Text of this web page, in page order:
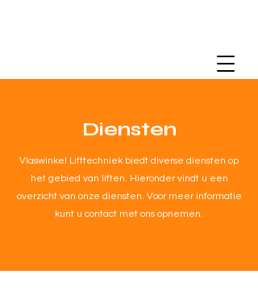
Vlaswinkel Lifttechniek biedt diverse diensten op
het gebied van liften. Hieronder vindt u een
overzicht van onze diensten. Voor meer informatie
kunt u contact met ons opnemen.
Diensten